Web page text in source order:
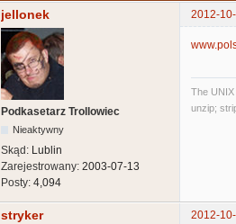
jellonek 2012-
Podkasetarz Trollowiec
Nieaktywny
Skąd: Lublin
Zarejestrowany: 2003-07-13
Posty: 4,094
The
unzip;
stryker 2012-